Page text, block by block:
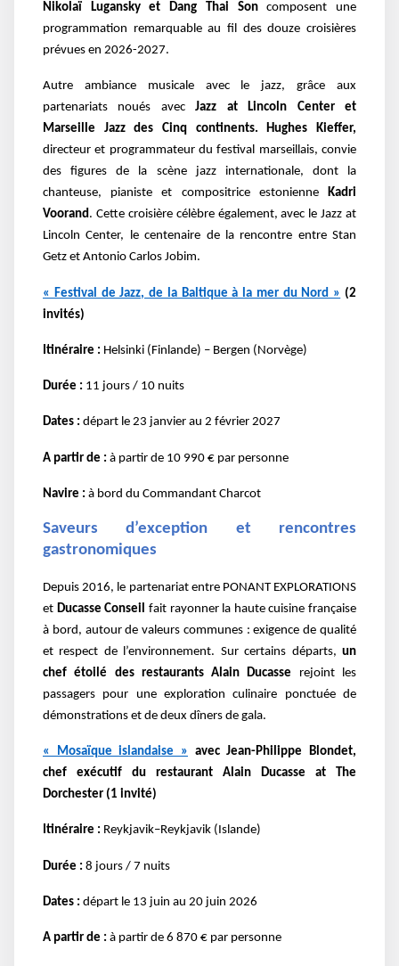
Nikolaï Lugansky et Dang Thai Soncomposent une
programmation remarquable au fil des douze croisières
prévues en 2026-2027.
Autre ambiance musicale avec le jazz, grâce aux
partenariats noués avecJazz at Lincoln Center et
Marseille Jazz des Cinq continents. Hughes Kieffer,
directeur et programmateur du festival marseillais, convie
des figures de la scène jazz internationale, dont la
chanteuse, pianiste et compositrice estonienne Kadri
Voorand. Cette croisière célèbre également, avec le Jazz at
Lincoln Center, le centenaire de la rencontre entre Stan
Getz et Antonio Carlos Jobim.
« Festival de Jazz, de la Baltique à la mer du Nord » (2
invités)
Itinéraire : Helsinki (Finlande) – Bergen (Norvège)
Durée : 11 jours / 10 nuits
Dates : départ le 23 janvier au 2 février 2027
A partir de : à partir de 10 990 € par personne
Navire : à bord du Commandant Charcot
Saveurs d’exception et rencontres
gastronomiques
Depuis 2016, le partenariat entre PONANT EXPLORATIONS
et Ducasse Conseil fait rayonner la haute cuisine française
à bord, autour de valeurs communes : exigence de qualité
et respect de l’environnement. Sur certains départs, un
chef étoilé des restaurants Alain Ducasse rejoint les
passagers pour une exploration culinaire ponctuée de
démonstrations et de deux dîners de gala.
« Mosaïque islandaise » avec Jean-Philippe Blondet,
chef exécutif du restaurant Alain Ducasse at The
Dorchester (1 invité)
Itinéraire : Reykjavik–Reykjavik (Islande)
Durée : 8 jours / 7 nuits
Dates : départ le 13 juin au 20 juin 2026
A partir de : à partir de 6 870 € par personne